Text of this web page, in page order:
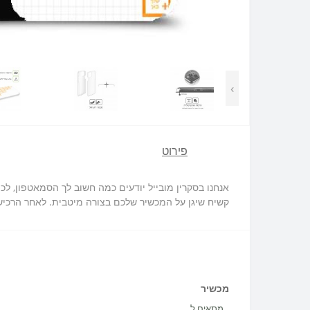
›
פירוט
קשיח שיגן על המכשיר שלכם בצורה מיטבית. לאחר
מכשיר